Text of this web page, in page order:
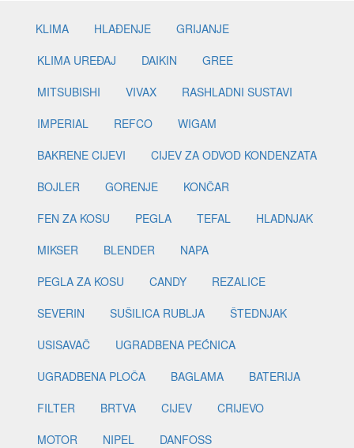
KLIMA HLAĐENJE
GRIJANJE
KLIMA UREĐAJ
DAIKIN
GREE
MITSUBISHI
VIVAX
RASHLADNI SUSTAVI
IMPERIAL
REFCO
WIGAM
BAKRENE CIJEVI
CIJEV ZA ODVOD KONDENZATA
BOJLER
GORENJE
KONČAR
FEN ZA KOSU
PEGLA TEFAL
HLADNJAK
MIKSER
BLENDER
NAPA
PEGLA ZA KOSU
CANDY
REZALICE
SEVERIN
SUŠILICA RUBLJA
ŠTEDNJAK
USISAVAČ
UGRADBENA PEĆNICA
UGRADBENA PLOČA
BAGLAMA
BATERIJA
FILTER
BRTVA CIJEV
CRIJEVO
MOTOR
NIPEL
DANFOSS